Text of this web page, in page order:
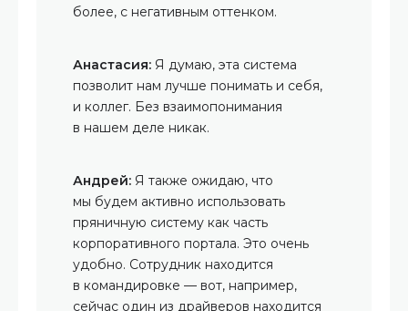
более, с негативным оттенком.
Анастасия: Я думаю, эта система
позволит нам лучше понимать и себя,
и коллег. Без взаимопонимания
в нашем деле никак.
Андрей: Я также ожидаю, что
мы будем активно использовать
пряничную систему как часть
корпоративного портала. Это очень
удобно. Сотрудник находится
в командировке — вот, например,
сейчас один из драйверов находится